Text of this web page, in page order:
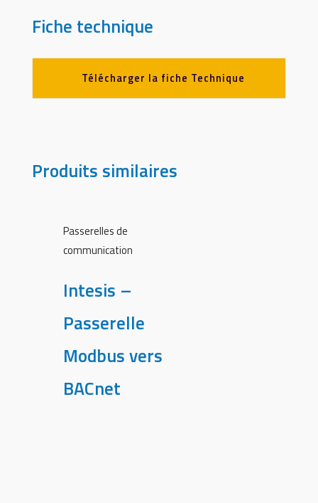
Fiche technique
Télécharger la fiche Technique
Produits similaires
Passerelles de
communication
Intesis –
Passerelle
Modbus vers
BACnet